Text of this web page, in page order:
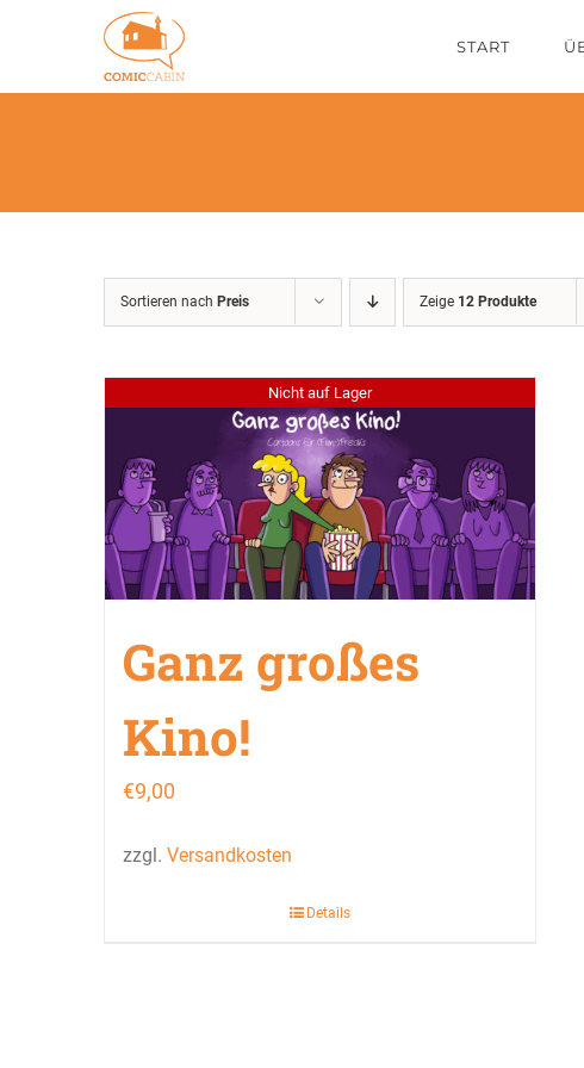
springen
START
Sortieren nach Preis Zeige 12 Produkte
Nicht auf Lager
Ganz großes
Kino!
€9,00
zzgl. Versandkosten
Details